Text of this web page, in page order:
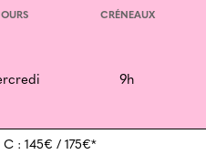
CRÉNEAUX
9h
: 145€ / 175€*